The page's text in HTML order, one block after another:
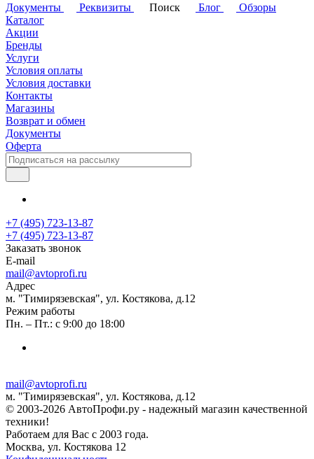
Документы
Реквизиты Поиск Блог
Обзоры
Каталог
Акции
Бренды
Услуги
Условия оплаты
Условия доставки
Контакты
Магазины
Возврат и обмен
Документы
Оферта
+7 (495) 723-13-87
+7 (495) 723-13-87
Заказать звонок
E-mail
mail@avtoprofi.ru
Адрес
м. "Тимирязевская", ул. Костякова, д.12
Режим работы
Пн. – Пт.: с 9:00 до 18:00
mail@avtoprofi.ru
м. "Тимирязевская", ул. Костякова, д.12
© 2003-2026 АвтоПрофи.ру - надежный магазин качественной
техники!
Работаем для Вас с 2003 года.
Москва, ул. Костякова 12